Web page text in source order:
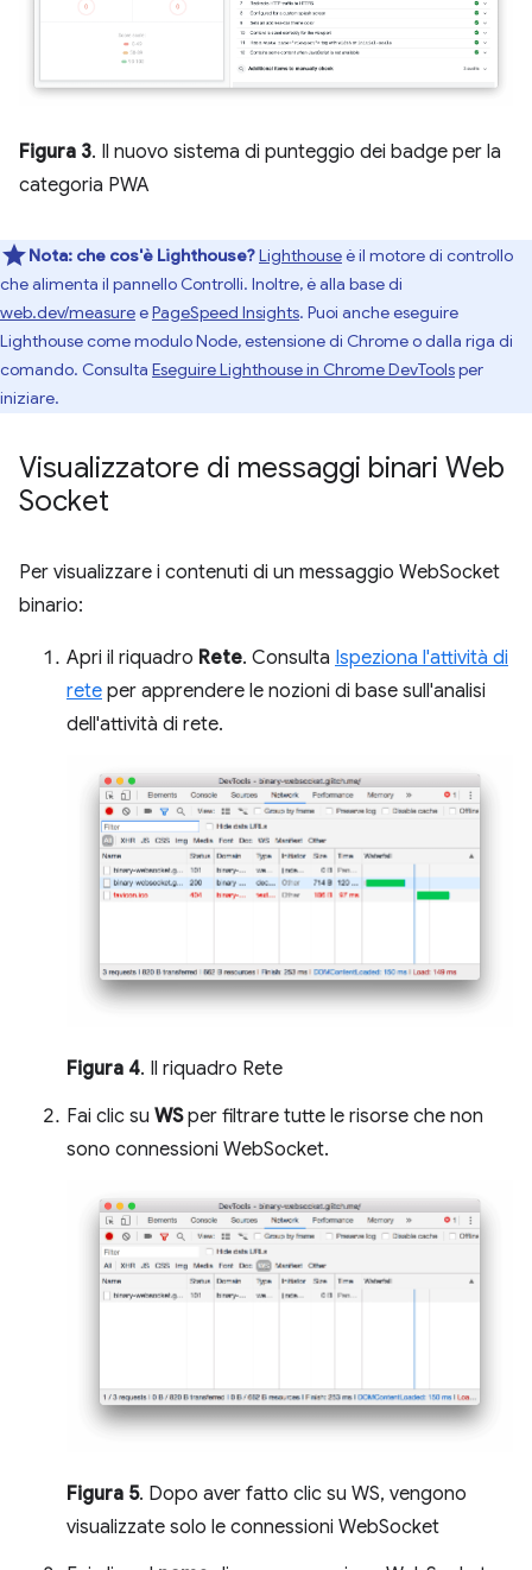
Figura 3. Il nuovo sistema di punteggio dei badge per la
categoria PWA
Nota: che cos'è Lighthouse?Lighthouseè il motore di controllo
che alimenta il pannello Controlli. Inoltre, è alla base di
web.dev/measureePageSpeed Insights. Puoi anche eseguire
Lighthouse come modulo Node, estensione di Chrome o dalla riga di
comando. Consulta Eseguire Lighthouse in Chrome DevToolsper
iniziare.
Visualizzatore di messaggi binari Web
Socket
Per visualizzare i contenuti di un messaggio WebSocket
binario:
Apri il riquadro Rete. Consulta Ispeziona l'attività di
rete per apprendere le nozioni di base sull'analisi
dell'attività di rete.
Figura 4. Il riquadro Rete
Fai clic su WSper filtrare tutte le risorse che non
sono connessioni WebSocket.
Figura 5. Dopo aver fatto clic su WS, vengono
visualizzate solo le connessioni WebSocket